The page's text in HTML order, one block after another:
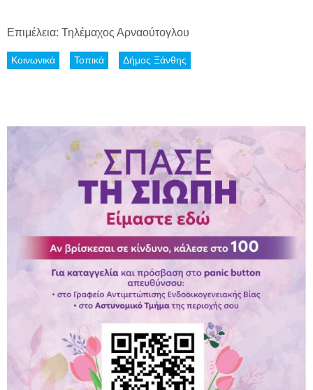
Επιμέλεια: Τηλέμαχος Αρναούτογλου
Κοινωνικά Τοπικά Δήμος Ξάνθης